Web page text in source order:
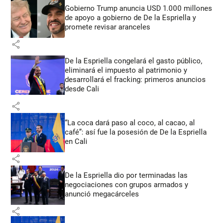
Gobierno Trump anuncia USD 1.000 millones
de apoyo a gobierno de De la Espriella y
promete revisar aranceles
share
De la Espriella congelará el gasto público,
eliminará el impuesto al patrimonio y
desarrollará el fracking: primeros anuncios
desde Cali
share
“La coca dará paso al coco, al cacao, al
café”: así fue la posesión de De la Espriella
en Cali
share
De la Espriella dio por terminadas las
negociaciones con grupos armados y
anunció megacárceles
share